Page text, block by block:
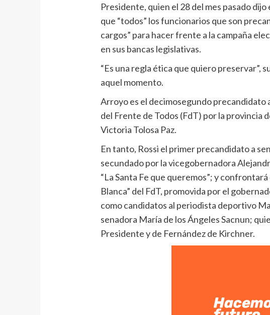
Presidente, quien el 28 del mes pasado
que “todos” los funcionarios que son
cargos” para hacer frente a la campaña
en sus bancas legislativas.
“Es una regla ética que quiero preservar”,
aquel momento.
Arroyo es el decimosegundo precandidato
del Frente de Todos (FdT) por la provincia
Victoria Tolosa Paz.
En tanto, Rossi el primer precandidato a
secundado por la vicegobernadora
“La Santa Fe que queremos”; y
Blanca” del FdT, promovida por el
como candidatos al periodista deportivo
senadora María de los Ángeles Sacnun;
Presidente y de Fernández de Kirchner.